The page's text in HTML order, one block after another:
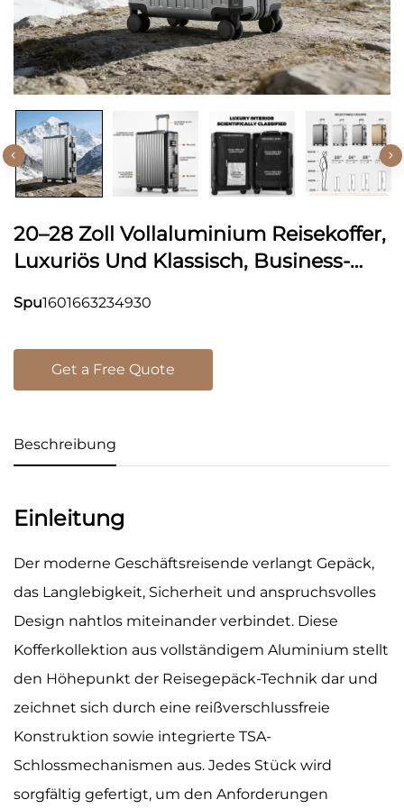
20–28 Zoll Vollaluminium Reisekoffer,
Luxuriös Und Klassisch, Business-
Strapazierfähiger, Reißverschlussloser
Spu1601663234930
Get a Free Quote
Beschreibung
Einleitung
Der moderne Geschäftsreisende verlangt Gepäck,
das Langlebigkeit, Sicherheit und anspruchsvolles
Design nahtlos miteinander verbindet. Diese
Kofferkollektion aus vollständigem Aluminium stellt
den Höhepunkt der Reisegepäck-Technik dar und
zeichnet sich durch eine reißverschlussfreie
Konstruktion sowie integrierte TSA-
Schlossmechanismen aus. Jedes Stück wird
sorgfältig gefertigt, um den Anforderungen